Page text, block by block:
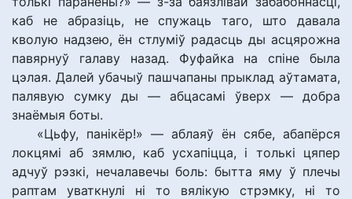
каб не абразіць, не спужаць таго, што давала
кволую надзею, ён стлуміў радасць ды асцярожна
павярнуў галаву назад. Фуфайка на спіне была
цэлая. Далей убачыў пашчапаны прыклад аўтамата,
палявую сумку ды — абцасамі ўверх — добра
знаёмыя боты.
«Цьфу, панікёр!» — аблаяў ён сябе, абапёрся
локцямі аб зямлю, каб усхапіцца, і толькі цяпер
адчуў рэзкі, нечалавечы боль: бытта яму ў плечы
раптам уваткнулі ні то вялікую стрэмку, ні то